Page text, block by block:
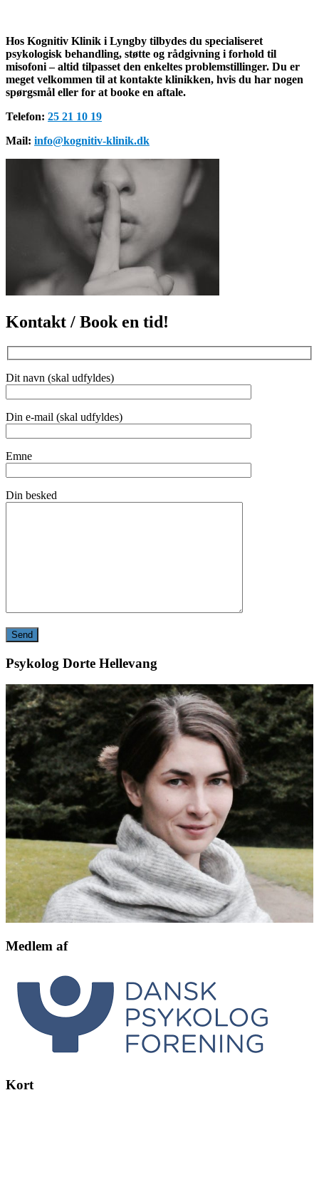
Hos Kognitiv Klinik i Lyngby tilbydes du specialiseret
psykologisk behandling, støtte og rådgivning i forhold til
misofoni – altid tilpasset den enkeltes problemstillinger. Du er
meget velkommen til at kontakte klinikken, hvis du har nogen
spørgsmål eller for at booke en aftale.
Telefon: 25 21 10 19
Mail: info@kognitiv-klinik.dk
Kontakt / Book en tid!
Dit navn (skal udfyldes)
Din e-mail (skal udfyldes)
Emne
Din besked
Psykolog Dorte Hellevang
Medlem af
Kort